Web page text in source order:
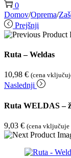
0
Domov/Oprema/
Prejšnji
Ruta – Weldas
10,98 € (cena
Naslednji
Ruta WELDAS –
9,03 € (cena vključuje